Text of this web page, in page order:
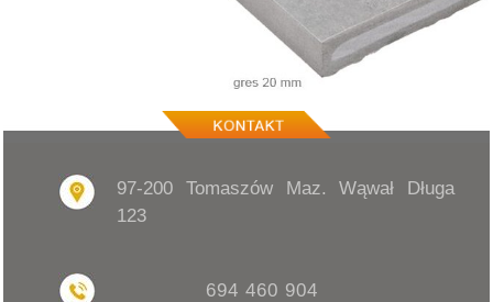
97-200 Tomaszów Maz. Wąwał Długa
123
694 460 904